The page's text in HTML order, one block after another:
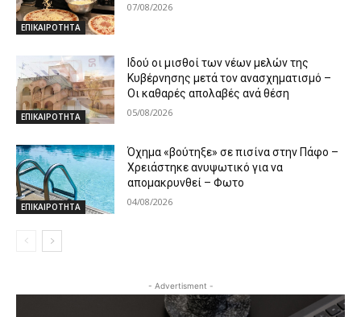
ΕΠΙΚΑΙΡΟΤΗΤΑ
07/08/2026
ΕΠΙΚΑΙΡΟΤΗΤΑ
Ιδού οι μισθοί των νέων μελών της
Κυβέρνησης μετά τον ανασχηματισμό –
Οι καθαρές απολαβές ανά θέση
05/08/2026
ΕΠΙΚΑΙΡΟΤΗΤΑ
Όχημα «βούτηξε» σε πισίνα στην Πάφο –
Χρειάστηκε ανυψωτικό για να
απομακρυνθεί – Φωτο
04/08/2026
- Advertisment -